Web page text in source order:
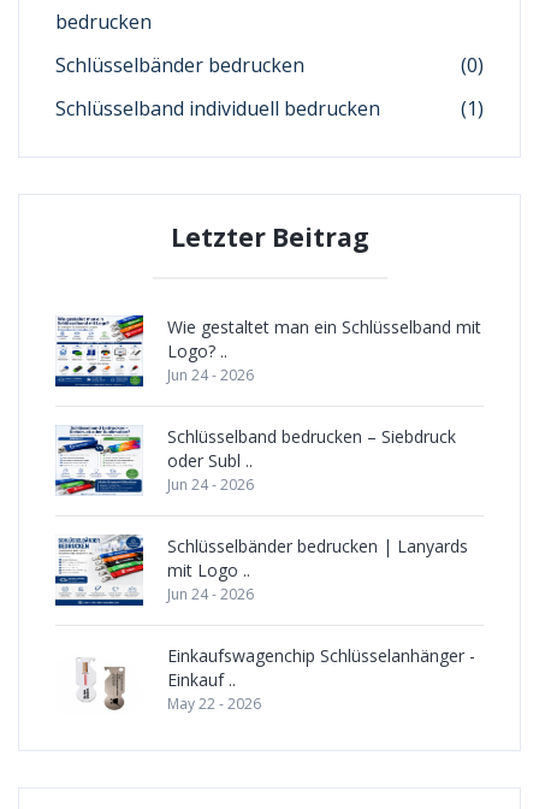
bedrucken
Schlüsselbänder bedrucken
(0)
Schlüsselband individuell bedrucken
(1)
Letzter Beitrag
Wie gestaltet man ein Schlüsselband mit
Logo? ..
Jun 24 - 2026
Schlüsselband bedrucken – Siebdruck
oder Subl ..
Jun 24 - 2026
Schlüsselbänder bedrucken | Lanyards
mit Logo ..
Jun 24 - 2026
Einkaufswagenchip Schlüsselanhänger -
Einkauf ..
May 22 - 2026